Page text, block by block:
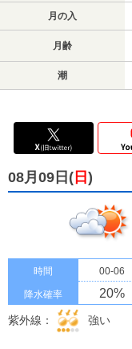
月の入
月齢
潮
08月09日( 日 )
時間 00-06
降水確率 20%
紫外線： 強い